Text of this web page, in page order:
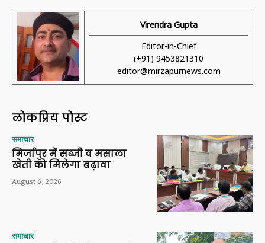
Virendra Gupta
Editor-in-Chief
(+91) 9453821310
editor@mirzapurnews.com
लोकप्रिय पोस्ट
समाचार
मिर्जापुर में सब्जी व मसाला
खेती को मिलेगा बढ़ावा
August 6, 2026
समाचार